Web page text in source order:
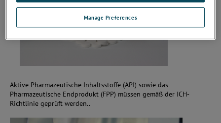
Aktive Pharmazeutische Inhaltsstoffe (API) sowie das
Pharmazeutische Endprodukt (FPP) müssen gemäß der ICH-
Richtlinie geprüft werden..
Manage Preferences